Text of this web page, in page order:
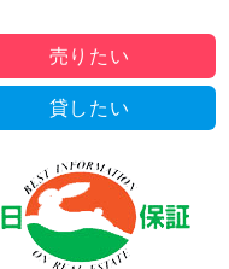
売りたい
貸したい